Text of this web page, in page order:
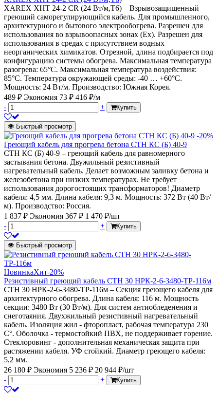
XAREX XHT 24-2 CR (24 Вт/м,Т6) – Взрывозащищенный
греющий саморегулирующийся кабель. Для промышленного,
архитектурного и бытового электрообогрева. Разрешен для
использования во взрывоопасных зонах (Ех). Разрешен для
использования в средах с присутствием водных
неорганических химикатов. Отрезной, длина подбирается под
конфигурацию системы обогрева. Максимальная температура
разогрева: 65°С. Максимальная температура воздействия:
85°С. Температура окружающей среды: -40 … +60°С.
Мощность: 24 Вт/м. Производство: Южная Корея.
489 ₽ Экономия 73 ₽ 416 ₽/м
-
+ Купить
Быстрый просмотр
-20%
Греющий кабель для прогрева бетона СТН КС (Б) 40-9
СТН КС (Б) 40-9 – греющий кабель для равномерного
застывания бетона. Двужильный резистивный
нагревательный кабель. Делает возможным заливку бетона и
железобетона при низких температурах. Не требует
использования дорогостоящих трансформаторов! Диаметр
кабеля: 4,5 мм. Длина кабеля: 9,3 м. Мощность: 372 Вт (40 Вт/
м). Производство: Россия.
1 837 ₽ Экономия 367 ₽ 1 470 ₽/шт
-
+ Купить
Быстрый просмотр
НовинкаХит-20%
Резистивный греющий кабель СТН 30 НРК-2-6-3480-ТР-116м
СТН 30 НРК-2-6-3480-ТР-116м – Секция греющего кабеля для
архитектурного обогрева. Длина кабеля: 116 м. Мощность
секции: 3480 Вт (30 Вт/м). Для систем антиобледенения и
снеготаяния. Двухжильный резистивный нагревательный
кабель. Изоляция жил - фторопласт, рабочая температура 230
С°. Оболочка - термостойкий ПВХ, не поддерживает горение.
Стеклоровинг - дополнительная механическая защита при
растяжении кабеля. УФ стойкий. Диаметр греющего кабеля:
5,2 мм.
26 180 ₽ Экономия 5 236 ₽ 20 944 ₽/шт
-
+ Купить